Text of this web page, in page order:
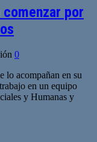
por
0
lo acompañan en su
en un equipo
y Humanas y